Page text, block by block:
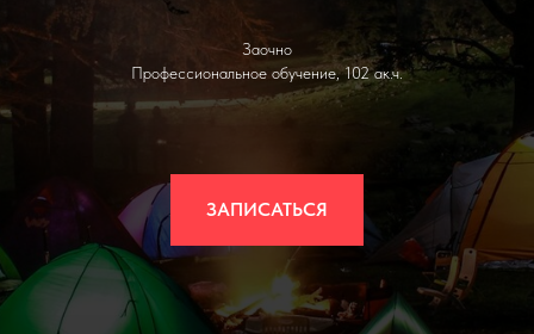
Заочно
Профессиональное обучение, 102 ак.ч.
ЗАПИСАТЬСЯ